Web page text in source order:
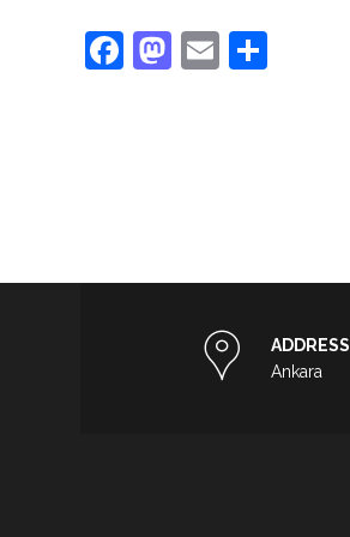
Facebook
Mastodon
Email
ADDRESS
Ankara